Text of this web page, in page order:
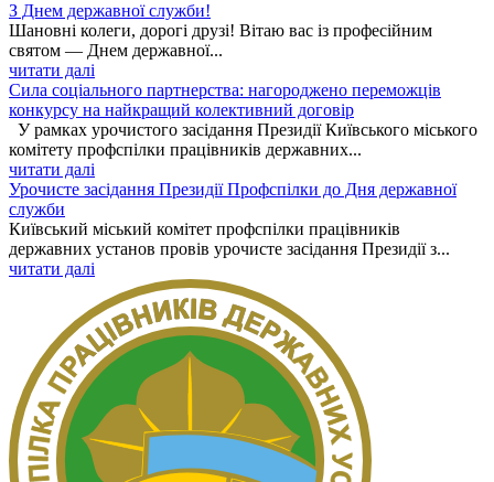
З Днем державної служби!
Шановні колеги, дорогі друзі! Вітаю вас із професійним
святом — Днем державної...
читати далі
Сила соціального партнерства: нагороджено переможців
конкурсу на найкращий колективний договір
У рамках урочистого засідання Президії Київського міського
комітету профспілки працівників державних...
читати далі
Урочисте засідання Президії Профспілки до Дня державної
служби
Київський міський комітет профспілки працівників
державних установ провів урочисте засідання Президії з...
читати далі